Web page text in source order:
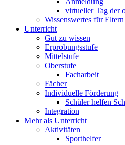
virtueller Tag der
Wissenswertes für Eltern
Unterricht
Gut zu wissen
Erprobungsstufe
Mittelstufe
Oberstufe
Facharbeit
Fächer
Individuelle Förderung
Schüler helfen
Integration
Mehr als Unterricht
Aktivitäten
Sporthelfer